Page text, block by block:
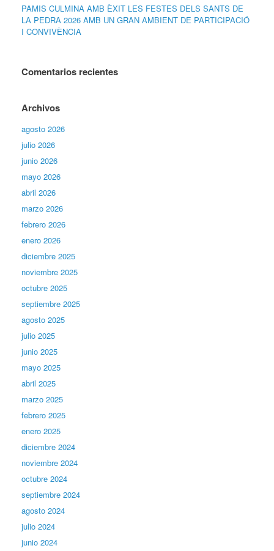
PAMIS CULMINA AMB ÈXIT LES FESTES DELS SANTS DE
LA PEDRA 2026 AMB UN GRAN AMBIENT DE PARTICIPACIÓ
I CONVIVÈNCIA
Comentarios recientes
Archivos
agosto 2026
julio 2026
junio 2026
mayo 2026
abril 2026
marzo 2026
febrero 2026
enero 2026
diciembre 2025
noviembre 2025
octubre 2025
septiembre 2025
agosto 2025
julio 2025
junio 2025
mayo 2025
abril 2025
marzo 2025
febrero 2025
enero 2025
diciembre 2024
noviembre 2024
octubre 2024
septiembre 2024
agosto 2024
julio 2024
junio 2024